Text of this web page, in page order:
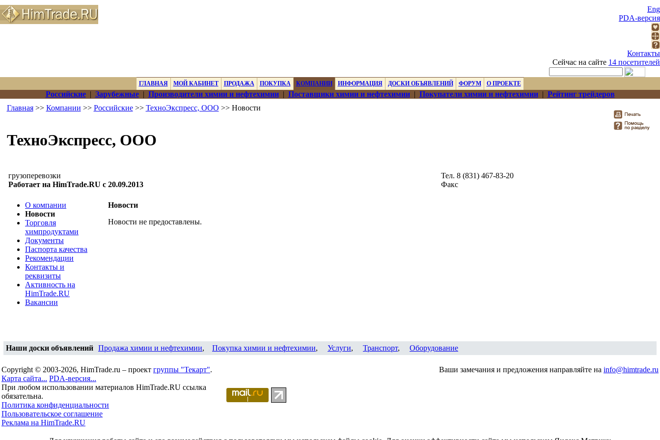
Eng
PDA-версия
Контакты
Сейчас на сайте 14 посетителей
ГЛАВНАЯ МОЙ КАБИНЕТ ПРОДАЖА ПОКУПКА КОМПАНИИ ИНФОРМАЦИЯ ДОСКИ ОБЪЯВЛЕНИЙ ФОРУМ О ПРОЕКТЕ
Российские| Зарубежные| Производители химии и нефтехимии| Поставщики химии и нефтехимии| Покупатели химии и нефтехимии| Рейтинг трейдеров
Главная>> Компании >> Российские>> ТехноЭкспресс, ООО >> Новости
ТехноЭкспресс, ООО
грузоперевозки
Работает на HimTrade.RU с 20.09.2013
Тел. 8 (831) 467-83-20
Факс
О компании
Новости
Торговля
химпродуктами
Документы
Паспорта качества
Рекомендации
Контакты и
реквизиты
Активность на
HimTrade.RU
Вакансии
Новости
Новости не предоставлены.
Наши доски объявлений Продажа химии и нефтехимии, Покупка химии и нефтехимии, Услуги, Транспорт, Оборудование
Copyright © 2003-2026, HimTrade.ru – проект группы "Текарт".
Карта сайта... PDA-версия...
При любом использовании материалов HimTrade.RU ссылка
обязательна.
Политика конфиденциальности
Пользовательское соглашение
Реклама на HimTrade.RU
Ваши замечания и предложения направляйте на info@himtrade.ru